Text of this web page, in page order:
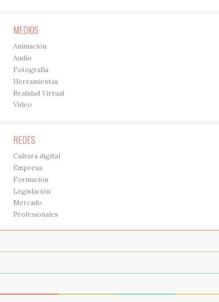
MEDIOS
Animación
Audio
Fotografía
Herramientas
Realidad Virtual
Vídeo
REDES
Cultura digital
Empresa
Formación
Legislación
Mercado
Profesionales